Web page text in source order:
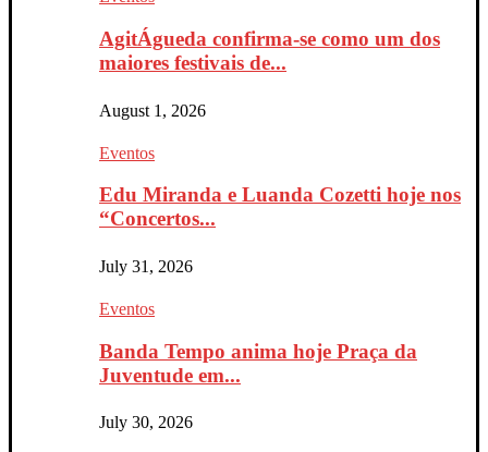
AgitÁgueda confirma-se como um dos
maiores festivais de...
August 1, 2026
Eventos
Edu Miranda e Luanda Cozetti hoje nos
“Concertos...
July 31, 2026
Eventos
Banda Tempo anima hoje Praça da
Juventude em...
July 30, 2026